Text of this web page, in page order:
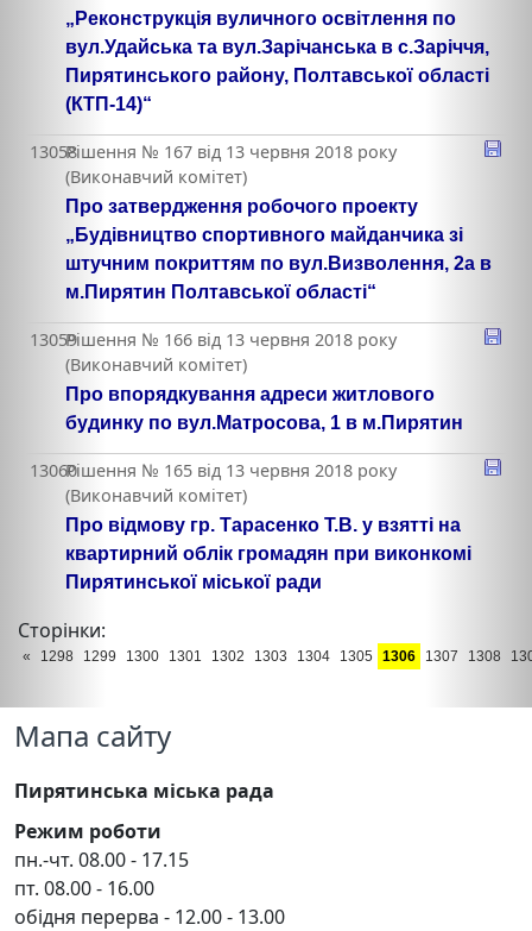
„Реконструкція вуличного освітлення по
вул.Удайська та вул.Зарічанська в с.Заріччя,
Пирятинського району, Полтавської області
(КТП-14)“
13058Рішення № 167 від 13 червня 2018 року
(Виконавчий комітет)
Про затвердження робочого проекту
„Будівництво спортивного майданчика зі
штучним покриттям по вул.Визволення, 2а в
м.Пирятин Полтавської області“
13059Рішення № 166 від 13 червня 2018 року
(Виконавчий комітет)
Про впорядкування адреси житлового
будинку по вул.Матросова, 1 в м.Пирятин
13060Рішення № 165 від 13 червня 2018 року
(Виконавчий комітет)
Про відмову гр. Тарасенко Т.В. у взятті на
квартирний облік громадян при виконкомі
Пирятинської міської ради
Сторінки:
« 1298 1299 1300 1301 1302 1303 1304 1305 1306 1307 1308
Мапа сайту
Пирятинська міська рада
Режим роботи
пн.-чт. 08.00 - 17.15
пт. 08.00 - 16.00
обідня перерва - 12.00 - 13.00